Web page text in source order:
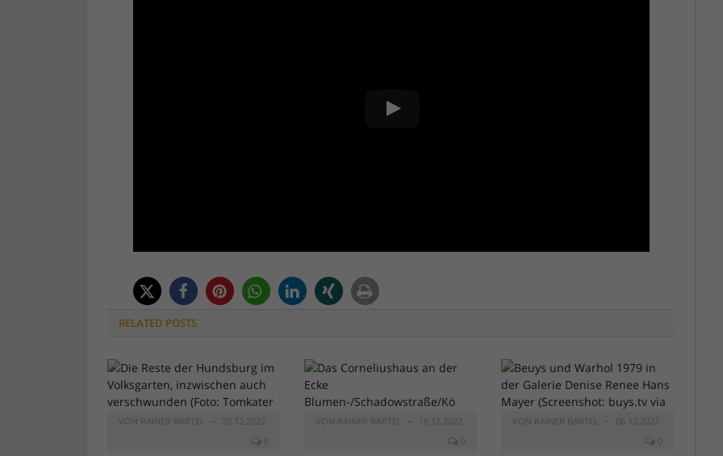
RELATED POSTS
VON RAINER BARTEL
20.12.2022
0
VON RAINER BARTEL
18.12.2022
0
VON RAINER BARTEL
06.12.2022
0